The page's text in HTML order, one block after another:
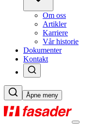
Om oss
Artikler
Karriere
Vår historie
Dokumenter
Kontakt
Åpne meny